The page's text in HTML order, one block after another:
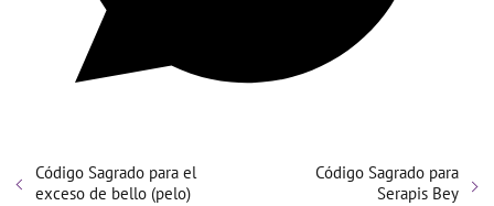
Código Sagrado para el
exceso de bello (pelo)
Código Sagrado para
Serapis Bey